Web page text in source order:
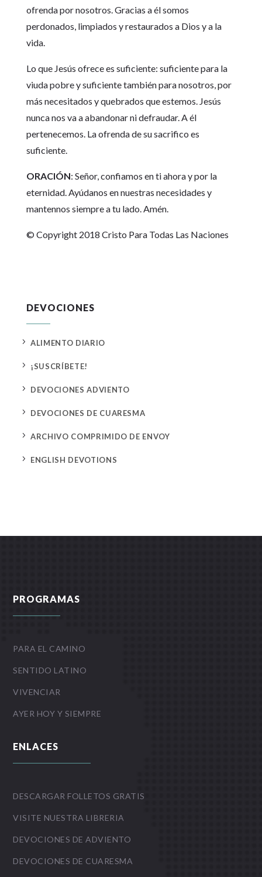
ofrenda por nosotros. Gracias a él somos
perdonados, limpiados y restaurados a Dios y a la
vida.
Lo que Jesús ofrece es suficiente: suficiente para la
viuda pobre y suficiente también para nosotros, por
más necesitados y quebrados que estemos. Jesús
nunca nos va a abandonar ni defraudar. A él
pertenecemos. La ofrenda de su sacrifico es
suficiente.
ORACIÓN: Señor, confiamos en ti ahora y por la
eternidad. Ayúdanos en nuestras necesidades y
mantennos siempre a tu lado. Amén.
© Copyright 2018 Cristo Para Todas Las Naciones
DEVOCIONES
5 ALIMENTO DIARIO
5 ¡SUSCRÍBETE!
5 DEVOCIONES ADVIENTO
5 DEVOCIONES DE CUARESMA
5 ARCHIVO COMPRIMIDO DE ENVOY
5 ENGLISH DEVOTIONS
PROGRAMAS
PARA EL CAMINO
SENTIDO LATINO
VIVENCIAR
AYER HOY Y SIEMPRE
ENLACES
DESCARGAR FOLLETOS GRATIS
VISITE NUESTRA LIBRERIA
DEVOCIONES DE ADVIENTO
DEVOCIONES DE CUARESMA